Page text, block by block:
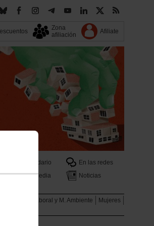
Zona
afiliación
Afiliate
Calendario
En las redes
Multimedia Noticias
Salud Laboral y M. Ambiente
Mujeres